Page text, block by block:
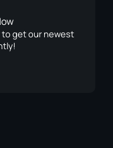
get our newest